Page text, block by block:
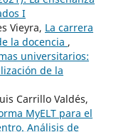
I
Vieyra, La carrera
la docencia ,
universitarios:
de la
Carrillo Valdés,
MyELT para el
Análisis de